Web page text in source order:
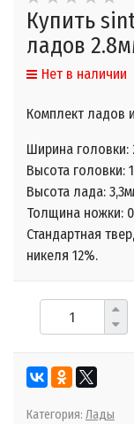
Купить
ладов
Нет в наличии
Комплект ладов
Ширина головки:
Высота головки:
Высота лада:
Толщина ножки:
Стандартная
никеля 12%.
Категория: Лады